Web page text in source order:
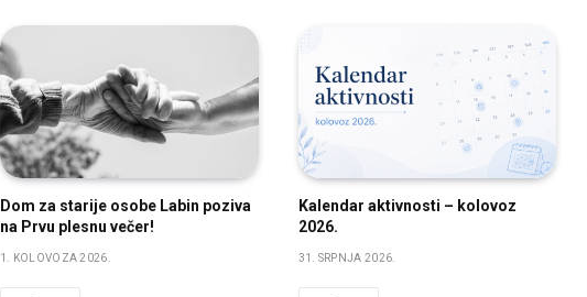
Dom za starije osobe Labin poziva
na Prvu plesnu večer!
1. KOLOVOZA 2026.
Kalendar aktivnosti – kolovoz
2026.
31. SRPNJA 2026.